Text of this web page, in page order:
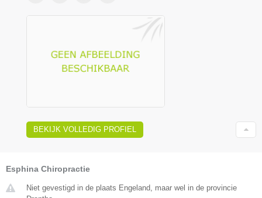
BEKIJK VOLLEDIG PROFIEL
Esphina Chiropractie
Niet gevestigd in de plaats Engeland, maar wel in de provincie